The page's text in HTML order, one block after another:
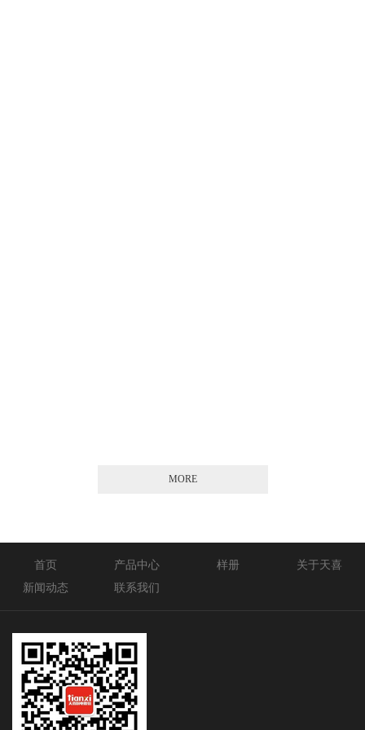
MORE
首页 产品中心 样册
关于天喜
新闻动态
联系我们